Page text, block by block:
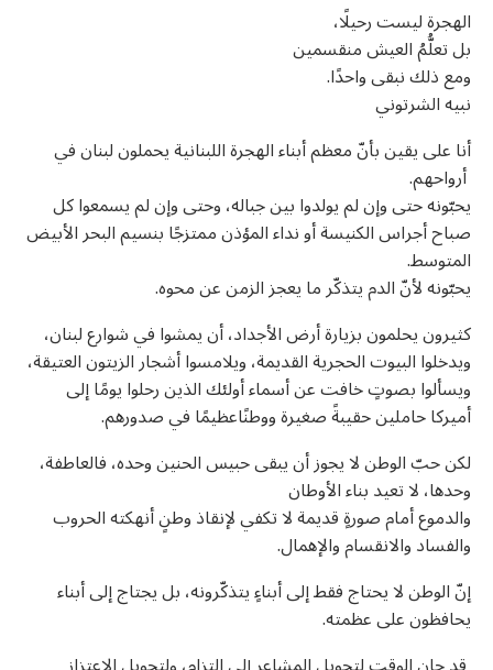
الهجرة ليست رحيلًا،
بل تعلُّمُ العيش منقسمين
ومع ذلك نبقى واحدًا.
نبيه الشرتوني
أنا على يقين بأنّ معظم أبناء الهجرة اللبنانية يحملون لبنان في
أرواحهم.
يحبّونه حتى وإن لم يولدوا بين جباله، وحتى وإن لم يسمعوا كل
صباح أجراس الكنيسة أو نداء المؤذن ممتزجًا بنسيم البحر الأبيض
المتوسط.
يحبّونه لأنّ الدم يتذكّر ما يعجز الزمن عن محوه.
كثيرون يحلمون بزيارة أرض الأجداد، أن يمشوا في شوارع لبنان،
ويدخلوا البيوت الحجرية القديمة، ويلامسوا أشجار الزيتون العتيقة،
ويسألوا بصوتٍ خافت عن أسماء أولئك الذين رحلوا يومًا إلى
أميركا حاملين حقيبةً صغيرة ووطنًاعظيمًا في صدورهم.
لكن حبّ الوطن لا يجوز أن يبقى حبيس الحنين وحده، فالعاطفة،
وحدها، لا تعيد بناء الأوطان
والدموع أمام صورةٍ قديمة لا تكفي لإنقاذ وطنٍ أنهكته الحروب
والفساد والانقسام والإهمال.
إنّ الوطن لا يحتاج فقط إلى أبناءٍ يتذكّرونه، بل يجتاج إلى أبناء
يحافظون على عظمته.